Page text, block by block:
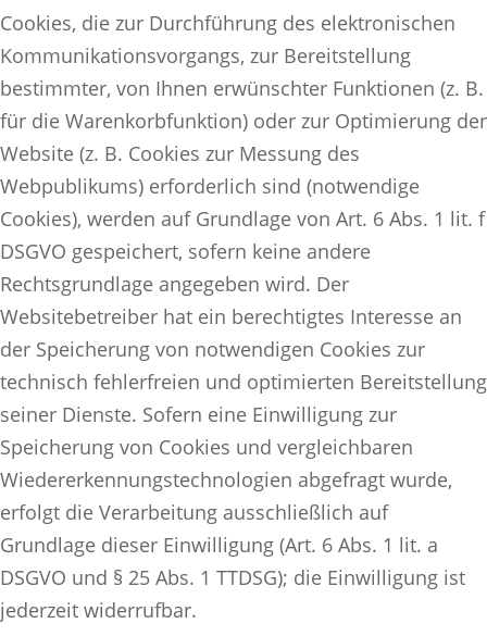
Cookies, die zur Durchführung des elektronischen
Kommunikationsvorgangs, zur Bereitstellung
bestimmter, von Ihnen erwünschter Funktionen (z. B.
für die Warenkorbfunktion) oder zur Optimierung der
Website (z. B. Cookies zur Messung des
Webpublikums) erforderlich sind (notwendige
Cookies), werden auf Grundlage von Art. 6 Abs. 1 lit. f
DSGVO gespeichert, sofern keine andere
Rechtsgrundlage angegeben wird. Der
Websitebetreiber hat ein berechtigtes Interesse an
der Speicherung von notwendigen Cookies zur
technisch fehlerfreien und optimierten Bereitstellung
seiner Dienste. Sofern eine Einwilligung zur
Speicherung von Cookies und vergleichbaren
Wiedererkennungstechnologien abgefragt wurde,
erfolgt die Verarbeitung ausschließlich auf
Grundlage dieser Einwilligung (Art. 6 Abs. 1 lit. a
DSGVO und § 25 Abs. 1 TTDSG); die Einwilligung ist
jederzeit widerrufbar.